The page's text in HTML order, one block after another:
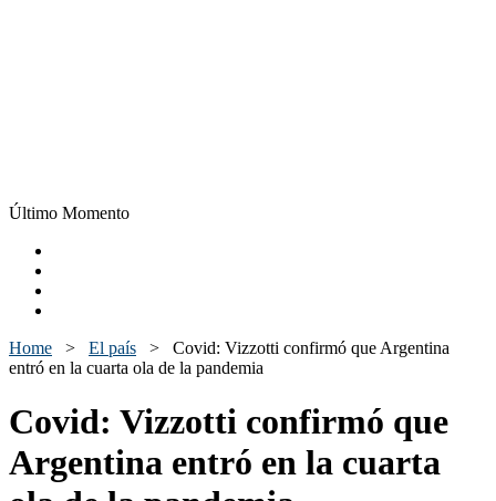
Último Momento
Home > El país > Covid: Vizzotti confirmó que Argentina
entró en la cuarta ola de la pandemia
Covid: Vizzotti confirmó que
Argentina entró en la cuarta